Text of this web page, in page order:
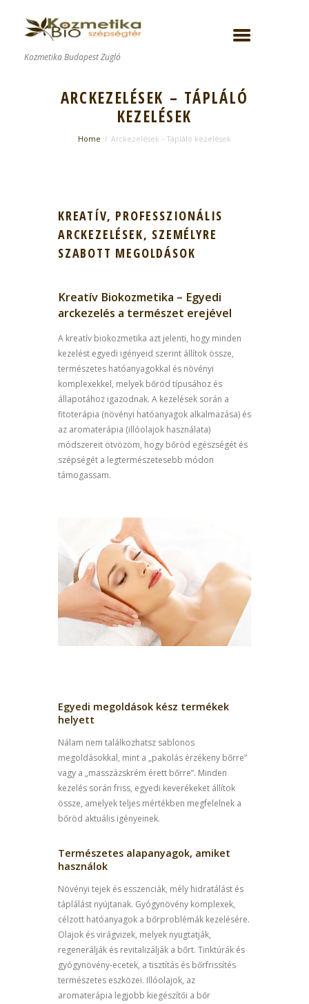
Kozmetika Budapest Zugló
ARCKEZELÉSEK – TÁPLÁLÓ
KEZELÉSEK
Home Arckezelések – Tápláló kezelések
KREATÍV, PROFESSZIONÁLIS
ARCKEZELÉSEK, SZEMÉLYRE
SZABOTT MEGOLDÁSOK
Kreatív Biokozmetika – Egyedi
arckezelés a természet erejével
A kreatív biokozmetika azt jelenti, hogy minden
kezelést egyedi igényeid szerint állítok össze,
természetes hatóanyagokkal és növényi
komplexekkel, melyek bőröd típusához és
állapotához igazodnak. A kezelések során a
fitoterápia (növényi hatóanyagok alkalmazása) és
az aromaterápia (illóolajok használata)
módszereit ötvözöm, hogy bőröd egészségét és
szépségét a legtermészetesebb módon
támogassam.
Egyedi megoldások kész termékek
helyett
Nálam nem találkozhatsz sablonos
megoldásokkal, mint a „pakolás érzékeny bőrre”
vagy a „masszázskrém érett bőrre”. Minden
kezelés során friss, egyedi keverékeket állítok
össze, amelyek teljes mértékben megfelelnek a
bőröd aktuális igényeinek.
Természetes alapanyagok, amiket
használok
Növényi tejek és esszenciák, mély hidratálást és
táplálást nyújtanak. Gyógynövény komplexek,
célzott hatóanyagok a bőrproblémák kezelésére.
Olajok és virágvizek, melyek nyugtatják,
regenerálják és revitalizálják a bőrt. Tinktúrák és
gyógynövény-ecetek, a tisztítás és bőrfrissítés
természetes eszközei. Illóolajok, az
aromaterápia legjobb kiegészítői a bőr